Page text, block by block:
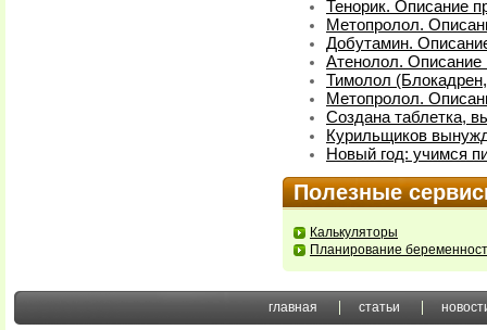
Тенорик. Описание
Метопролол.
Добутамин.
Атенолол. Описание
Тимолол
Метопролол.
Создана таблетка,
Курильщиков
Новый год: учимся
Полезные
Калькуляторы
Планирование
главная статьи